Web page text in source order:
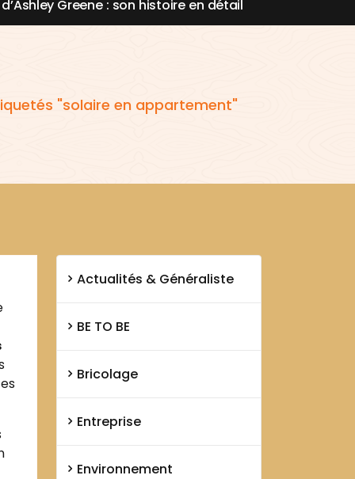
d’Ashley Greene : son histoire en détail
"solaire en appartement"
Actualités & Généraliste
BE TO BE
Bricolage
Entreprise
Environnement